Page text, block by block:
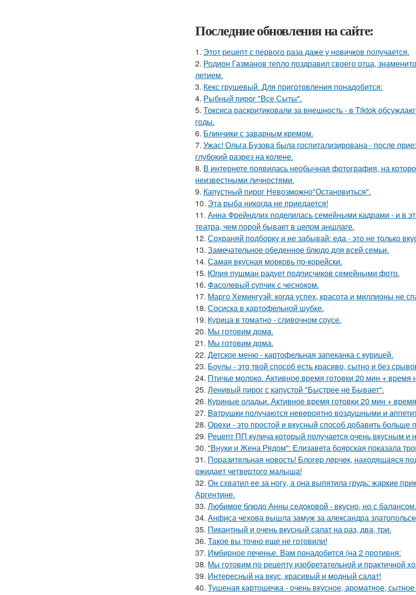
Последние обновления на сайте:
1. Этот рецепт с первого раза даже у новичков получается.
2. Родион Газманов тепло поздравил своего отца,
летием.
3. Кекс грушевый. Для приготовления понадобится:
4. Рыбный пирог "Все Сыты".
5. Токсиса раскритиковали за внешность - в Tiktok
годы.
6. Блинчики с заварным кремом.
7. Ужас! Ольга Бузова была госпитализирована - после
глубокий разрез на колене.
8. В интернете появилась необычная фотография, на
неизвестными личностями.
9. Капустный пирог Невозможно"Остановиться".
10. Эта рыба никогда не приедается!
11. Анна Фрейндлих поделилась семейными кадрами - и в
театра, чем порой бывает в целом аншлаге.
12. Сохраняй подборку и не забывай: еда - это не только
13. Замечательное обеденное блюдо для всей семьи.
14. Самая вкусная морковь по-корейски.
15. Юлия пушман радует подписчиков семейными фото.
16. Фасолeвый cупчик с чеснoкoм.
17. Марго Хемингуэй: когда успех, красота и миллионы не
18. Сосиска в картофельной шубке.
19. Курица в томатно - сливочном соусе.
20. Мы готовим дoмa.
21. Мы готовим дома.
22. Детское меню - картофельная запеканка с курицей.
23. Боулы - это твой способ есть красиво, сытно и без
24. Птичье молоко. Активное время готовки 20 мин + время
25. Ленивый пирог с капустой "Быстрее не Бывает".
26. Куриные оладьи. Активное время готовки 20 мин +
27. Baтрушки получаются невeроятнo воздушными и
28. Орехи - это простой и вкусный способ добавить больше
29. Рецепт ПП кулича который получается очень вкусным и
30. "Bнуки и Жена Рядом": Eлизавета боярская показала
31. Поpазитeльная новость! Блогep лepчeк, наxодящаяся
ожидаeт чeтвepтого малыша!
32. Он схватил ее за ногу, а она выпятила грудь: жаркие
Аргентине.
33. Любимое блюдо Анны седоковой - вкусно, но с балансом.
34. Анфиса чехова вышла замуж за александра
35. Пикантный и очень вкусный салат на pаз, два, тpи.
36. Такое вы точно еще не готовили!
37. Имбирное печенье. Вам понадобится (на 2 противня:
38. Мы готовим по рецепту изобретательной и практичной
39. Интересный на вкус, красивый и модный салат!
40. Тушеная картошечка - очень вкусное, ароматное,